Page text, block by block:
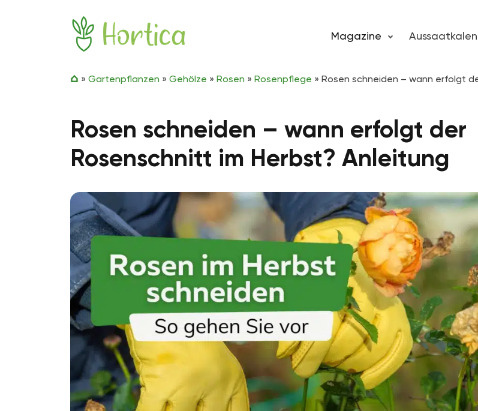
Magazine
» Gartenpflanzen » Gehölze » Rosen » Rosenpflege » Rosen schneiden – wann erfolgt
Rosen schneiden – wann erfolgt der
Rosenschnitt im Herbst? Anleitung